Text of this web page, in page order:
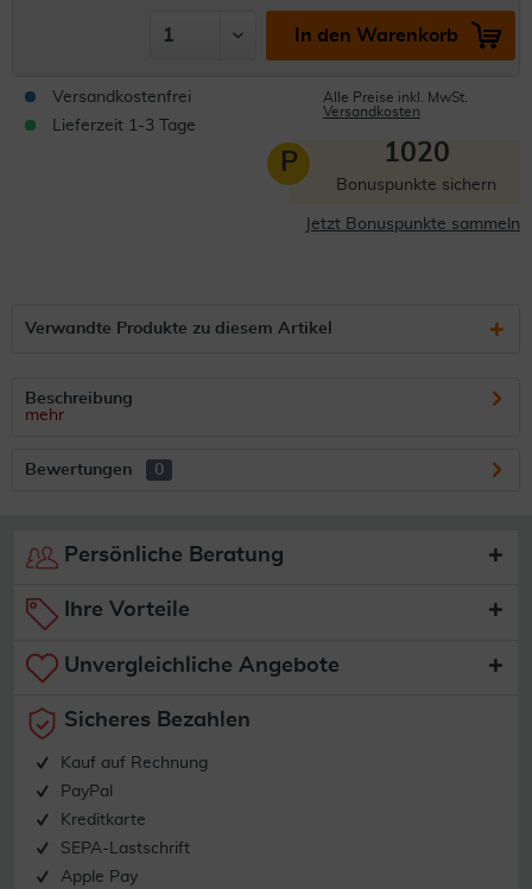
In den Warenkorb
Versandkostenfrei
Lieferzeit 1-3 Tage
Alle Preise inkl. MwSt.
Versandkosten
P 1020
Bonuspunkte sichern
Jetzt Bonuspunkte sammeln
Verwandte Produkte zu diesem Artikel
Beschreibung
mehr
Bewertungen 0
Persönliche Beratung
Ihre Vorteile
Unvergleichliche Angebote
Sicheres Bezahlen
Kauf auf Rechnung
PayPal
Kreditkarte
SEPA-Lastschrift
Apple Pay